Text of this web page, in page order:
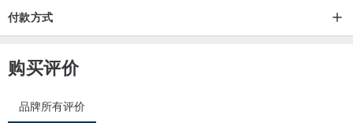
袖套都是这个时代下的产物。看到这个年代，都忍不住站起来"跟着姐
姐动一动~"!!!其中内衣外穿更是这个时代女性意识抬头的表征。
1990黑暗与颓废风潮掀起，你会发现女孩身上绘有刺青、穿环与暗黑
属，以黑色为主要基调的设计，是这个时代最夯的~染一头金发吧~这
付款方式
购买评价
品牌所有评价